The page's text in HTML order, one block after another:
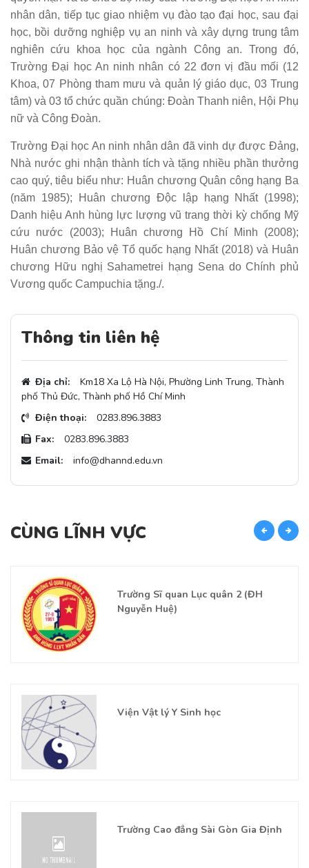
nhân dân, tiếp tục giao nhiệm vụ đào tạo đại học, sau đại
học, bồi dưỡng nghiệp vụ an ninh và xây dựng trung tâm
nghiên cứu khoa học của ngành Công an. Trong đó,
Trường Đại học An ninh nhân có 22 đơn vị đầu mối (12
Khoa, 07 Phòng tham mưu và quản lý giáo dục, 03 Trung
tâm) và 03 tổ chức quần chúng: Đoàn Thanh niên, Hội Phụ
nữ và Công Đoàn.
Trường Đại học An ninh nhân dân đã vinh dự được Đảng,
Nhà nước ghi nhận thành tích và tặng nhiều phần thưởng
cao quý, tiêu biểu như: Huân chương Quân công hạng Ba
(năm 1985); Huân chương Độc lập hạng Nhất (1998);
Danh hiệu Anh hùng lực lượng vũ trang thời kỳ chống Mỹ
cứu nước (2003); Huân chương Hồ Chí Minh (2008);
Huân chương Bảo vệ Tổ quốc hạng Nhất (2018) và Huân
chương Hữu nghị Sahametrei hạng Sena do Chính phủ
Vương quốc Campuchia tặng./.
Thông tin liên hệ
Địa chỉ:
Km18 Xa Lộ Hà Nội, Phường Linh Trung, Thành
phố Thủ Đức, Thành phố Hồ Chí Minh
Điện thoại:
0283.896.3883
Fax:
0283.896.3883
Email:
info@dhannd.edu.vn
CÙNG LĨNH VỰC
Trường Sĩ quan Lục quân 2 (ĐH
Nguyễn Huệ)
Viện Vật lý Y Sinh học
Trường Cao đẳng Sài Gòn Gia Định